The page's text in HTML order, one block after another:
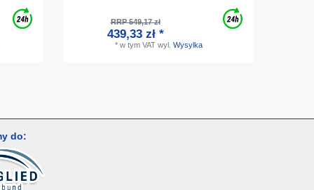
RRP 549,17 zł
439,33 zł *
* w tym VATwyl. Wysylka
do: